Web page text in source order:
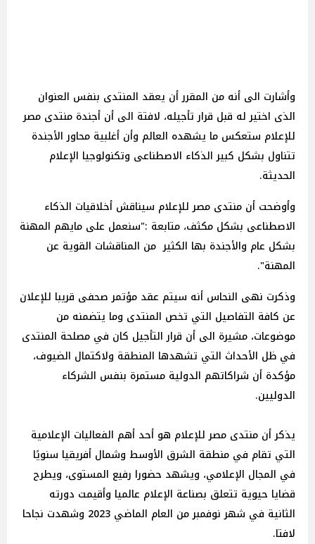
وأشارت الى أنه من المقرر أن يعقد المنتدى بنفس العنوان
الذى اختير له قبل قرار تأجيله، لافتة الى أن أجندة منتدى مصر
للإعلام ستعكس ما يشهده العالم وأن أغلبية محاور الأجندة
تتناول بشكل كبير الذكاء الاصطناعى وتكنولوجيا الإعلام
الحديثة.
وأوضحت أن منتدى مصر للإعلام سيناقش أخلاقيات الذكاء
الاصطناعى بشكل مكثف، متابعة :"سنعمل على مايهم المهنة
بشكل عام والأجندة بها الكثير من المناقشات القوية عن
المهنة".
وذكرت نهى النحاس أنه سيتم عقد مؤتمر صحفى قريبا للإعلان
عن كافة التفاصيل التي تخص المنتدى وما يتضمنه من
موضوعات، مشيرة الى أن قرار التأجيل كان في مصلحة المنتدى
في ظل الأحداث التي تشهدها المنطقة ولاكتمال الضيوف،
مؤكدة أن شراكاتهم الدولية مستمرة بنفس الشركاء
الدوليين.
يذكر أن منتدى مصر للإعلام هو أحد أهم الفعاليات الإعلامية
التي تقام في منطقة الشرق الأوسط وشمال أفريقيا سنويًا
في المجال الإعلامي، ويشهد حضورا رفيع المستوى، ويطرح
قضايا حيوية تتعلق بصناعة الإعلام عالميا وأقيمت دورته
الثانية في شهر نوفمبر من العام الماضي 2023 وشهدت نجاحا
لافتا.